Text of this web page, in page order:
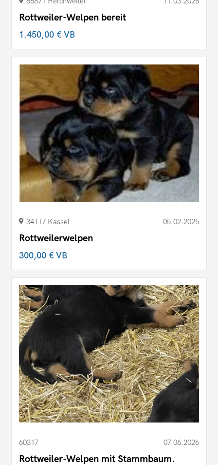
Rottweiler-Welpen bereit
1.450,00 €VB
34117 Kassel 05.02.2025
Rottweilerwelpen
300,00 €VB
60317 07.06.2026
Rottweiler-Welpen mit Stammbaum.